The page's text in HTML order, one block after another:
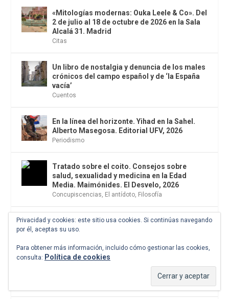
«Mitologías modernas: Ouka Leele & Co». Del
2 de julio al 18 de octubre de 2026 en la Sala
Alcalá 31. Madrid
Citas
Un libro de nostalgia y denuncia de los males
crónicos del campo español y de ‘la España
vacía’
Cuentos
En la línea del horizonte. Yihad en la Sahel.
Alberto Masegosa. Editorial UFV, 2026
Periodismo
Tratado sobre el coito. Consejos sobre
salud, sexualidad y medicina en la Edad
Media. Maimónides. El Desvelo, 2026
Concupiscencias, El antídoto, Filosofía
Los primeros enemigos son los primeros
colegas
Daidō Moriyama. La fotografía es una
Privacidad y cookies: este sitio usa cookies. Si continúas navegando
por él, aceptas su uso.
Para obtener más información, incluido cómo gestionar las cookies,
consulta: Política de cookies